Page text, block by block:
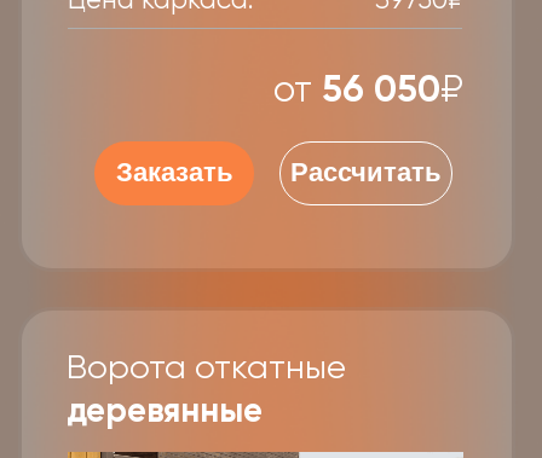
Этапы работы